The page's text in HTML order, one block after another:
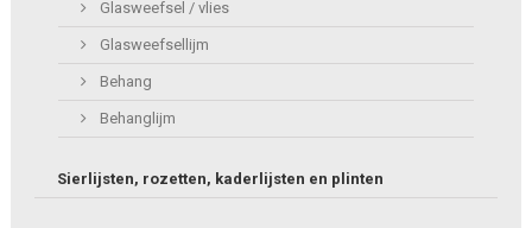
Glasweefsel / vlies
Glasweefsellijm
Behang
Behanglijm
Sierlijsten, rozetten, kaderlijsten en plinten